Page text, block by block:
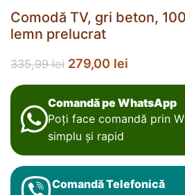
Comodă TV, gri beton,
lemn prelucrat
335,99lei 279,00 lei
Comandă pe WhatsApp
Poți face comandă prin
simplu și rapid
Comandă Telefonică